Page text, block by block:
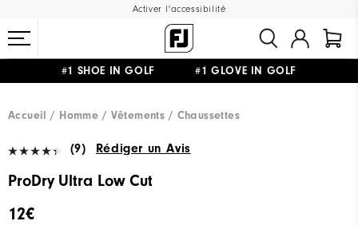
Activer l'accessibilité
#1 SHOE IN GOLF #1 GLOVE IN GOLF
Accueil
Homme Vêtements Chaussettes
(9) Rédiger un Avis
ProDry Ultra Low Cut
12€